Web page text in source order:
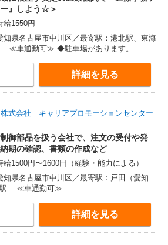
』しよう☆＞
給1550円
知県名古屋市中川区／最寄駅：港北駅、東海
≪車通勤可≫ ◆駐車場があります。
詳細を見る
式会社 キャリアプロモーションセンター
御部品を扱う会社で、注文の受付や発
期の確認、書類の作成など
給1500円〜1600円（経験・能力による）
知県名古屋市中川区／最寄駅：戸田（愛知
駅 ≪車通勤可≫
詳細を見る